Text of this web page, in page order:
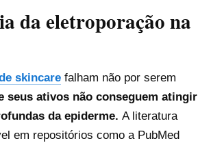
da eletroporação na
skincare falham não por serem
seus ativos não conseguem atingir
da epiderme. A literatura
em repositórios como a PubMed